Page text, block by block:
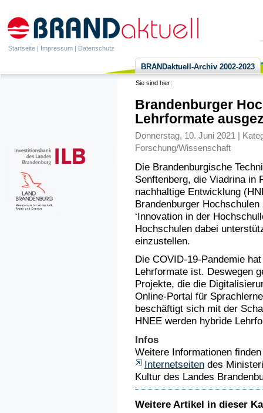
Startseite | Impressum | Datenschutz
BRANDaktuell-Archiv 2002-2023
Sie sind hier:
Brandenburger
Lehrformate
Donnerstag, 10. Juni 2021 |
Forschung/Wissenschaft
Die Brandenburgische
Senftenberg, die Viadrina in
nachhaltige Entwicklung
Brandenburger
‘Innovation in der
Hochschulen dabei
einzustellen.
Die COVID-19-Pandemie
Lehrformate ist. Deswegen
Projekte, die die
Online-Portal für
beschäftigt sich mit der
HNEE werden hybride
Infos
Weitere Informationen
Internetseitendes
Kultur des Landes
Weitere Artikel in dieser